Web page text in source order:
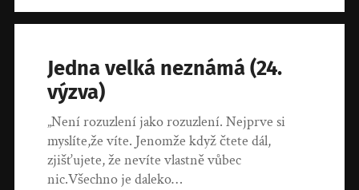
Jedna velká neznámá (24.
výzva)
„Není rozuzlení jako rozuzlení. Nejprve si
myslíte,že víte. Jenomže když čtete dál,
zjišťujete, že nevíte vlastně vůbec
nic.Všechno je daleko…